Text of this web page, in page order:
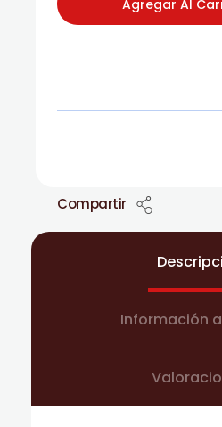
Agregar Al
Compartir
Información